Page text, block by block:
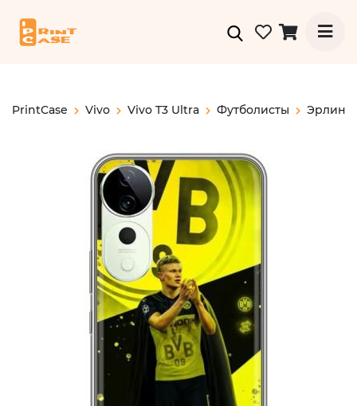
PrintCase Vivo Vivo T3 Ultra Футболисты Эрлинг